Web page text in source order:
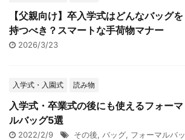
【父親向け】卒入学式はどんなバッグを
持つべき？スマートな手荷物マナー
2026/3/23
入学式・入園式 読み物
入学式・卒業式の後にも使えるフォーマ
ルバッグ5選
2022/2/9 その後, バッグ, フォーマルバッ